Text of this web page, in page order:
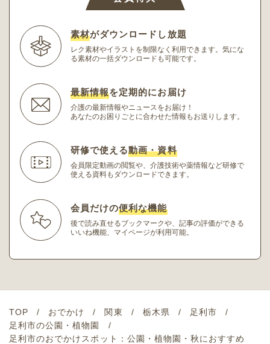
素材がダウンロードし放題
レク素材やイラストを制限なく利用できます。 気にな
る素材の一括ダウンロードも可能です。
最新情報を定期的にお届け
介護の最新情報やニュースをお届け！
あなたのお困りごとに合わせた情報もお送りします。
研修で使える動画・資料
会員限定動画の閲覧や、介護技術や薬情報など研修で
使える資料もダウンロードできます。
会員だけの便利な機能
後で読み直せるブックマークや、記事の評価ができる
いいね機能、マイページが利用可能。
TOP おでかけ 関東 栃木県
足利市
足利市の公園・植物園
足利市のおでかけスポット：公園・植物園・秋におすすめ